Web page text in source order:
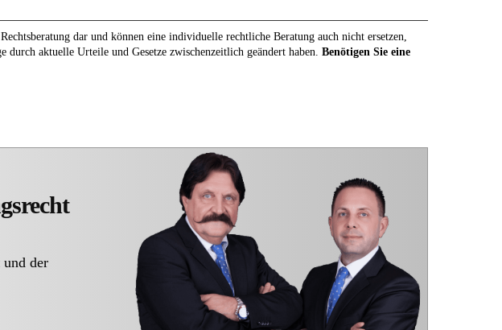
dar und können eine individuelle rechtliche Beratung auch nicht ersetzen,
aktuelle Urteile und Gesetze zwischenzeitlich geändert haben. Benötigen Sie eine
der